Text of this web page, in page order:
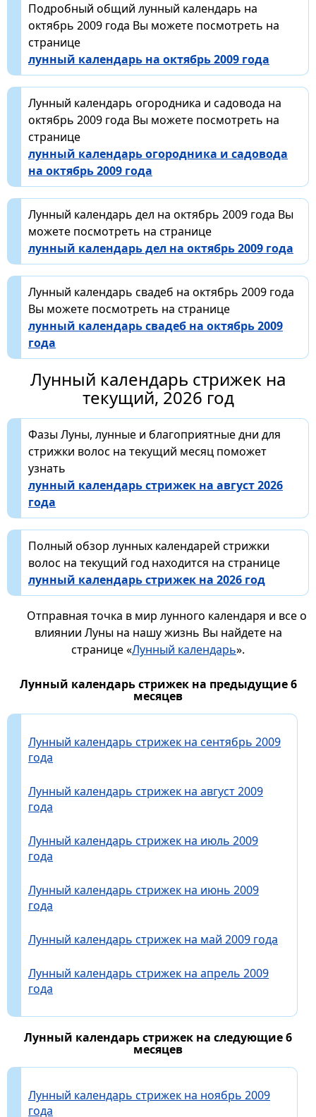
Подробный общий лунный календарь на
октябрь 2009 года Вы можете посмотреть на
странице
лунный календарь на октябрь 2009 года
Лунный календарь огородника и садовода на
октябрь 2009 года Вы можете посмотреть на
странице
лунный календарь огородника и садовода
на октябрь 2009 года
Лунный календарь дел на октябрь 2009 года Вы
можете посмотреть на странице
лунный календарь дел на октябрь 2009 года
Лунный календарь свадеб на октябрь 2009 года
Вы можете посмотреть на странице
лунный календарь свадеб на октябрь 2009
года
Лунный календарь стрижек на
текущий, 2026 год
Фазы Луны, лунные и благоприятные дни для
стрижки волос на текущий месяц поможет
узнать
лунный календарь стрижек на август 2026
года
Полный обзор лунных календарей стрижки
волос на текущий год находится на странице
лунный календарь стрижек на 2026 год
Отправная точка в мир лунного календаря и все о
влиянии Луны на нашу жизнь Вы найдете на
странице «Лунный календарь».
Лунный календарь стрижек на предыдущие 6
месяцев
Лунный календарь стрижек на сентябрь 2009
года
Лунный календарь стрижек на август 2009
года
Лунный календарь стрижек на июль 2009
года
Лунный календарь стрижек на июнь 2009
года
Лунный календарь стрижек на май 2009 года
Лунный календарь стрижек на апрель 2009
года
Лунный календарь стрижек на следующие 6
месяцев
Лунный календарь стрижек на ноябрь 2009
года